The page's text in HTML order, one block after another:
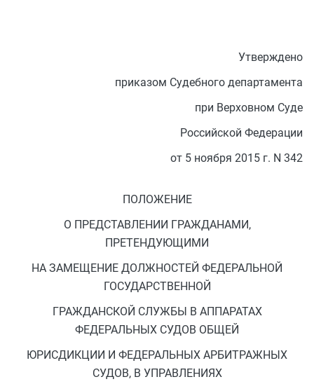
Утверждено
приказом Судебного департамента
при Верховном Суде
Российской Федерации
от 5 ноября 2015 г. N 342
ПОЛОЖЕНИЕ
О ПРЕДСТАВЛЕНИИ ГРАЖДАНАМИ,
ПРЕТЕНДУЮЩИМИ
НА ЗАМЕЩЕНИЕ ДОЛЖНОСТЕЙ ФЕДЕРАЛЬНОЙ
ГОСУДАРСТВЕННОЙ
ГРАЖДАНСКОЙ СЛУЖБЫ В АППАРАТАХ
ФЕДЕРАЛЬНЫХ СУДОВ ОБЩЕЙ
ЮРИСДИКЦИИ И ФЕДЕРАЛЬНЫХ АРБИТРАЖНЫХ
СУДОВ, В УПРАВЛЕНИЯХ